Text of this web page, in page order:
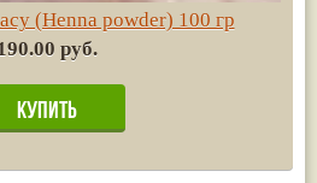
(Henna powder) 100 гр
руб.